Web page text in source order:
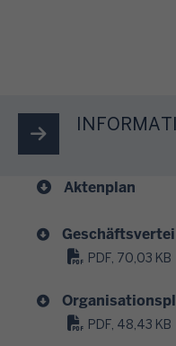
Aktenplan
PDF, 70,03 KB
PDF, 48,43 KB